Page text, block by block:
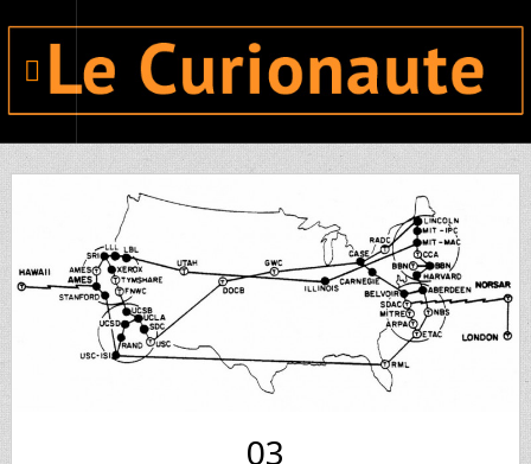
03